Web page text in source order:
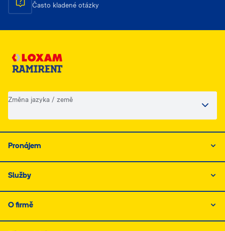
Často kladené otázky
Změna jazyka / země
Pronájem
Služby
O firmě